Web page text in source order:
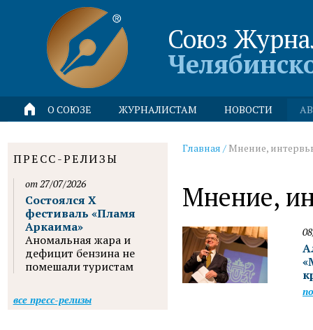
Союз
О СОЮЗЕ ЖУРНАЛИСТАМ НОВОСТИ
Главная /Мнение,
Мнение,
ПРЕСС-РЕЛИЗЫ
от 27/07/2026
Состоялся X
фестиваль «Пламя
Аркаима»
Аномальная жара и
дефицит бензина не
помешали туристам
все пресс-релизы